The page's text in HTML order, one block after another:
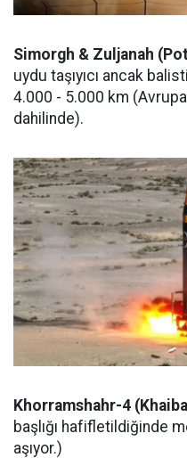
Simorgh & Zuljanah
uydu taşıyıcı ancak
4.000 - 5.000 km
dahilinde).
Khorramshahr-4
başlığı hafifletildiğinde
aşıyor.)